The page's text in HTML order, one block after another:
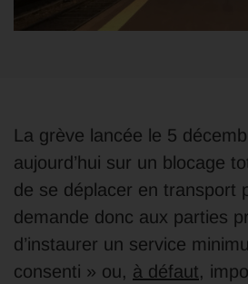
La grève lancée le 5
aujourd’hui sur un blocage
de se déplacer en transport
demande donc aux parties
d’instaurer un service
consenti » ou, à défaut,